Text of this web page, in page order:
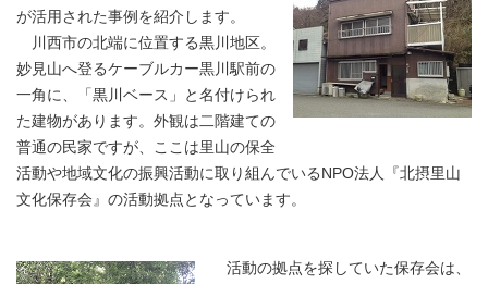
が活用された事例を紹介します。
川西市の北端に位置する黒川地区。
妙見山へ登るケーブルカー黒川駅前の
一角に、「黒川ベース」と名付けられ
た建物があります。外観は二階建ての
普通の民家ですが、ここは里山の保全
活動や地域文化の振興活動に取り組んでいるNPO法人『北摂里山
文化保存会』の活動拠点となっています。
活動の拠点を探していた保存会は、